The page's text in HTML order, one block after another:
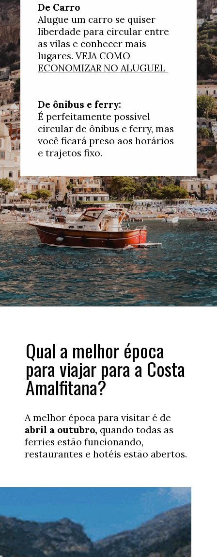
De Carro
Alugue um carro se quiser
liberdade para circular entre
as vilas e conhecer mais
lugares.VEJA COMO
ECONOMIZAR NO ALUGUEL
De ônibus e ferry:
É perfeitamente possível
circular de ônibus e ferry, mas
você ficará preso aos horários
e trajetos fixo.
A melhor época para visitar é de
abril a outubro, quando todas as
ferries estão funcionando,
restaurantes e hotéis estão abertos.
Qual a melhor época
para viajar para a Costa
Amalfitana?